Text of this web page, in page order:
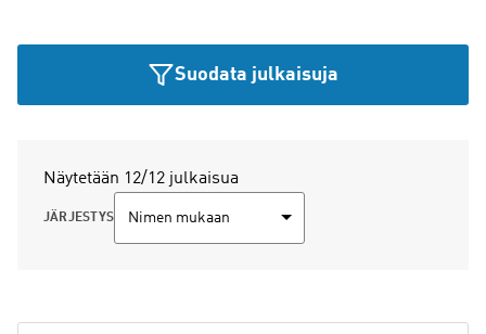
Suodata julkaisuja
Näytetään 12/12 julkaisua
JÄRJESTYS